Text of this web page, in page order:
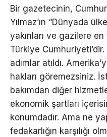
Bir gazetecinin,
Yılmaz’ın “Dünyada
yakınları ve gazilere
Türkiye
adımlar atıldı.
hakları göremezsiniz.
bakımdan diğer
ekonomik şartları
konumdadır. Ama ne
fedakarlığın karşılığı